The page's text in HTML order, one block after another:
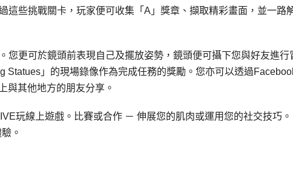
這些挑戰關卡，玩家便可收集「A」獎章、擷取精彩畫面，並一路
您更可於鏡頭前表現自己及擺放姿勢，鏡頭便可攝下您與好友進行
Statues」的現場錄像作為完成任務的獎勵。您亦可以透過
與其他地方的朋友分享。
玩線上遊戲。比賽或合作 － 伸展您的肌肉或運用您的社交技巧。
。